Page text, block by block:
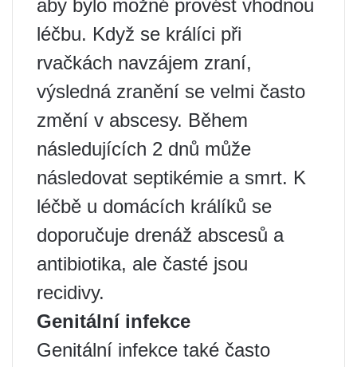
aby bylo možné provést vhodnou
léčbu. Když se králíci při
rvačkách navzájem zraní,
výsledná zranění se velmi často
změní v abscesy. Během
následujících 2 dnů může
následovat septikémie a smrt. K
léčbě u domácích králíků se
doporučuje drenáž abscesů a
antibiotika, ale časté jsou
recidivy.
Genitální infekce
Genitální infekce také často